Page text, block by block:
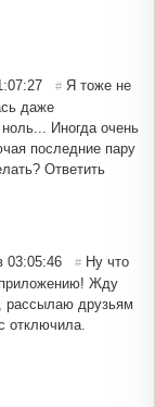
# Я тоже не
даже
ноль... Иногда очень
последние пару
Ответить
03:05:46 # Ну что
приложению! Жду
рассылаю друзьям
отключила.